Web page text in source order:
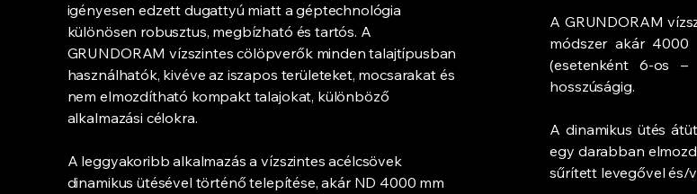
igényesen edzett dugattyú miatt a géptechnológia
különösen robusztus, megbízható és tartós. A
GRUNDORAM vízszintes cölöpverők minden talajtípusban
használhatók, kivéve az iszapos területeket, mocsarakat és
nem elmozdítható kompakt talajokat, különböző
alkalmazási célokra.
A leggyakoribb alkalmazás a vízszintes acélcsövek
dinamikus ütésével történő telepítése, akár ND 4000 mm
A GRUNDORAM
módszer akár 4000
(esetenként 6-os
hosszúságig.
A dinamikus ütés
egy darabban
sűrített levegővel és/